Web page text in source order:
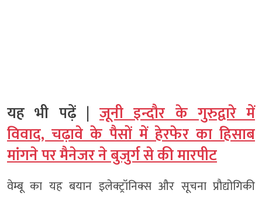
यह भी पढ़ें | जूनी इन्दौर के गुरुद्वारे में
विवाद, चढ़ावे के पैसों में हेरफेर का हिसाब
मांगने पर मैनेजर ने बुजुर्ग से की मारपीट
वेम्बू का यह बयान इलेक्ट्रॉनिक्स और सूचना प्रौद्योगिकी